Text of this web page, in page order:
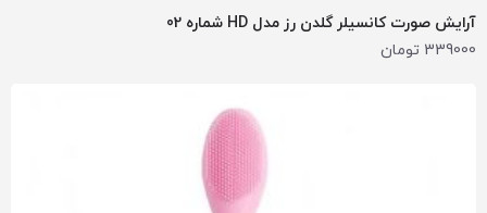
آرایش صورت کانسیلر گلدن رز مدل HD شماره 02
339000 تومان